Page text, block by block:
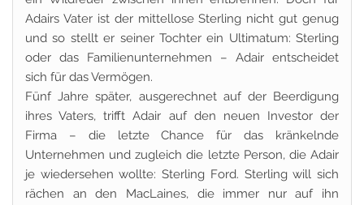
Adairs Vater ist der mittellose Sterling nicht gut genug
und so stellt er seiner Tochter ein Ultimatum: Sterling
oder das Familienunternehmen – Adair entscheidet
sich für das Vermögen.
Fünf Jahre später, ausgerechnet auf der Beerdigung
ihres Vaters, trifft Adair auf den neuen Investor der
Firma – die letzte Chance für das kränkelnde
Unternehmen und zugleich die letzte Person, die Adair
je wiedersehen wollte: Sterling Ford. Sterling will sich
rächen an den MacLaines, die immer nur auf ihn